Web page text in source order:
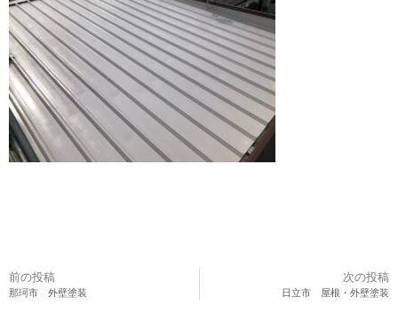
前の投稿
那珂市 外壁塗装
次の投稿
日立市 屋根・外壁塗装